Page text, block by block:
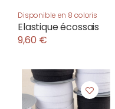
Disponible en 8 coloris
Elastique écossais
9,60 €